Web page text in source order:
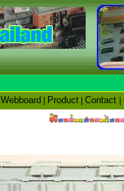
Webboard | Product | Contact |